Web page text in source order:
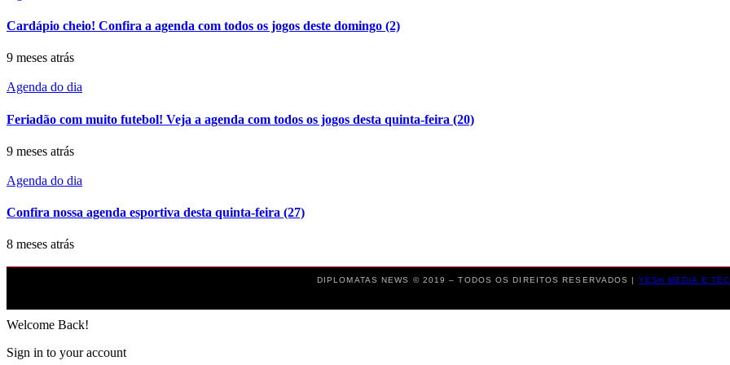
Cardápio cheio! Confira a agenda com todos os jogos deste domingo (2)
9 meses atrás
Agenda do dia
Feriadão com muito futebol! Veja a agenda com todos os jogos desta quinta-feira (20)
9 meses atrás
Agenda do dia
Confira nossa agenda esportiva desta quinta-feira (27)
8 meses atrás
DIPLOMATAS NEWS © 2019 – TODOS OS DIREITOS RESERVADOS | YESH MEDIA E
Welcome Back!
Sign in to your account